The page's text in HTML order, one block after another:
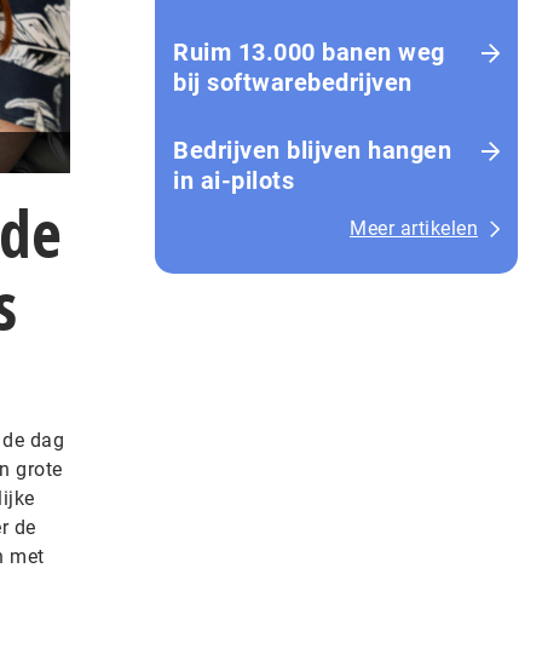
dag
grote
de
met
Ruim 13.000 banen weg
bij softwarebedrijven
Bedrijven blijven hangen
in ai-pilots
Meer artikelen